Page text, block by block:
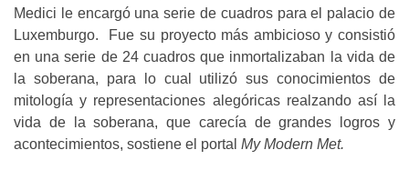
Medici le encargó una serie de cuadros para el palacio de
Luxemburgo. Fue su proyecto más ambicioso y consistió
en una serie de 24 cuadros que inmortalizaban la vida de
la soberana, para lo cual utilizó sus conocimientos de
mitología y representaciones alegóricas realzando así la
vida de la soberana, que carecía de grandes logros y
acontecimientos, sostiene el portal My Modern Met.